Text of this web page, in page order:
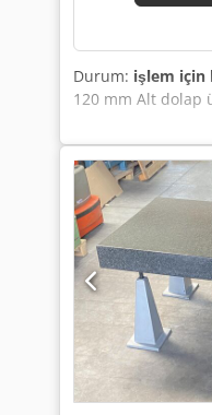
Durum: işlem için
120 mm Alt dolap